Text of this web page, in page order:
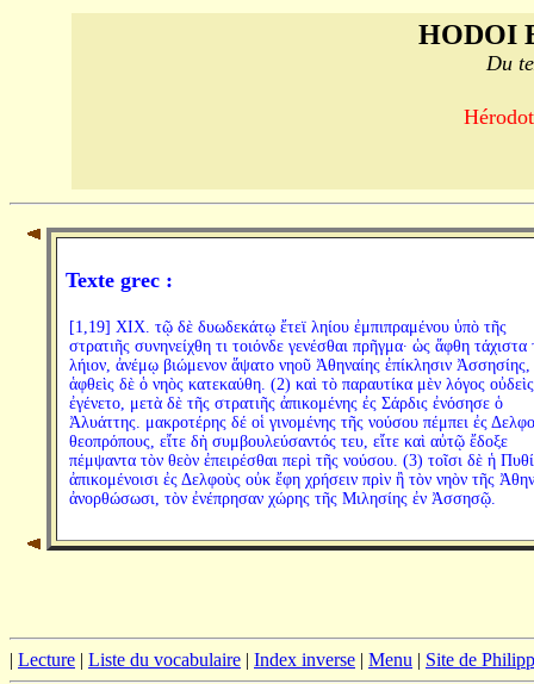
HODOI
Du
Texte grec :
[1,19] XIX. τῷ δὲ δυωδεκάτῳ ἔτεϊ ληίου ἐμπιπραμένου ὑπὸ τῆς
στρατιῆς συνηνείχθη τι τοιόνδε γενέσθαι πρῆγμα· ὡς ἅφθη τάχιστα
λήιον, ἀνέμῳ βιώμενον ἅψατο νηοῦ Ἀθηναίης ἐπίκλησιν Ἀσσησίης,
ἁφθεὶς δὲ ὁ νηὸς κατεκαύθη. (2) καὶ τὸ παραυτίκα μὲν λόγος οὐδεὶς
ἐγένετο, μετὰ δὲ τῆς στρατιῆς ἀπικομένης ἐς Σάρδις ἐνόσησε ὁ
Ἀλυάττης. μακροτέρης δέ οἱ γινομένης τῆς νούσου πέμπει ἐς
θεοπρόπους, εἴτε δὴ συμβουλεύσαντός τευ, εἴτε καὶ αὐτῷ ἔδοξε
πέμψαντα τὸν θεὸν ἐπειρέσθαι περὶ τῆς νούσου. (3) τοῖσι δὲ ἡ
ἀπικομένοισι ἐς Δελφοὺς οὐκ ἔφη χρήσειν πρὶν ἢ τὸν νηὸν τῆς
ἀνορθώσωσι, τὸν ἐνέπρησαν χώρης τῆς Μιλησίης ἐν Ἀσσησῷ.
| Lecture | Liste du vocabulaire | Index inverse | Menu | Site de